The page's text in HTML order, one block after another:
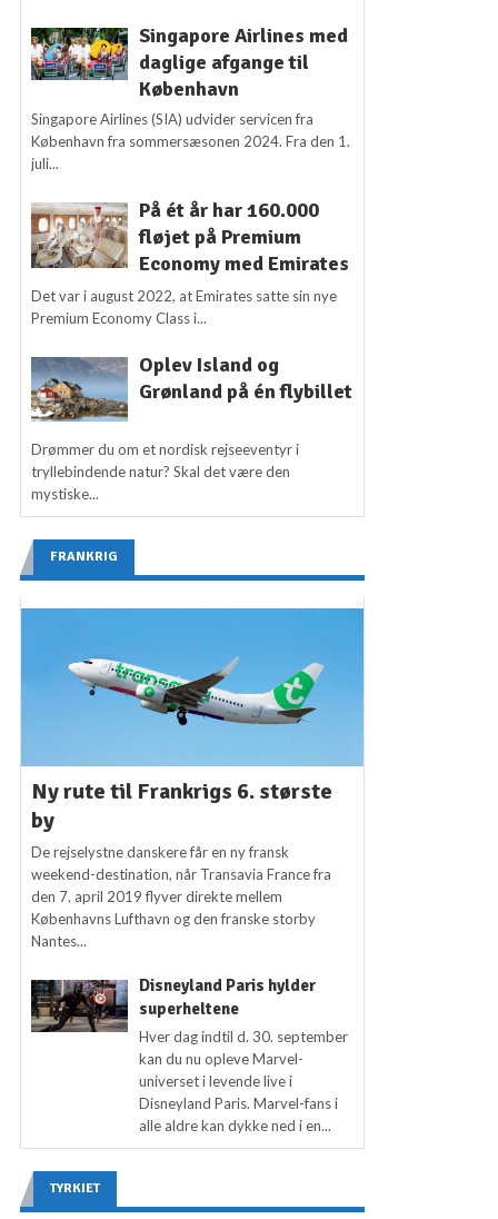
Singapore Airlines med
daglige afgange til
København
Singapore Airlines (SIA) udvider servicen fra
København fra sommersæsonen 2024. Fra den 1.
juli...
På ét år har 160.000
fløjet på Premium
Economy med Emirates
Det var i august 2022, at Emirates satte sin nye
Premium Economy Class i...
Oplev Island og
Grønland på én flybillet
Drømmer du om et nordisk rejseeventyr i
tryllebindende natur? Skal det være den
mystiske...
FRANKRIG
Ny rute til Frankrigs 6. største
by
De rejselystne danskere får en ny fransk
weekend-destination, når Transavia France fra
den 7. april 2019 flyver direkte mellem
Københavns Lufthavn og den franske storby
Nantes...
Disneyland Paris hylder
superheltene
Hver dag indtil d. 30. september
kan du nu opleve Marvel-
universet i levende live i
Disneyland Paris. Marvel-fans i
alle aldre kan dykke ned i en...
TYRKIET